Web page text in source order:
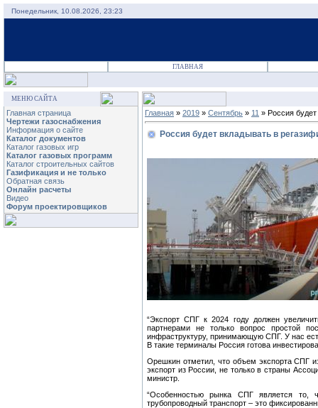
Понедельник, 10.08.2026, 23:23
ГЛАВНАЯ
МЕНЮ САЙТА
Главная страница
Чертежи газоснабжения
Информация о сайте
Каталог документов
Каталог газовых игр
Каталог газовых программ
Каталог строительных сайтов
Газификация и не только
Обратная связь
Онлайн расчеты
Видео
Форум проектировщиков
Главная » 2019 » Сентябрь » 11 » Россия
Россия будет вкладывать в
“Экспорт СПГ к 2024 году должен
партнерами не только вопрос простой
инфраструктуру, принимающую СПГ. У нас
В такие терминалы Россия готова
Орешкин отметил, что объем экспорта СПГ
экспорт из России, не только в страны
министр.
“Особенностью рынка СПГ является то,
трубопроводный транспорт – это